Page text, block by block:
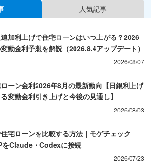
人気記事
追加利上げで住宅ローンはいつ上がる？2026
動金利予想を解説（2026.8.4アップデート）
2026/08/07
ーン金利2026年8月の最新動向【日銀利上げ
変動金利引き上げと今後の見通し】
2026/08/03
宅ローンを比較する方法｜モゲチェック
をClaude・Codexに接続
2026/07/23